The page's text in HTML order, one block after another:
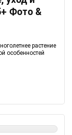
Фото &
растение
особенностей